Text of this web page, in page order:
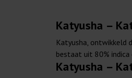
Katyusha –
Katyusha, ontwikkeld
bestaat uit 80% indica
Katyusha –